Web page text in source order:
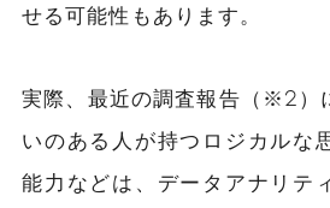
せる可能性もあります。
実際、最近の調査報告（※2）
いのある人が持つロジカルな
能力などは、データアナリテ